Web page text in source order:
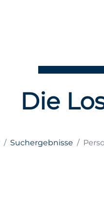
Die
Suchergebnisse